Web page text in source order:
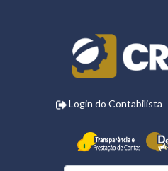
Login do Contabilista